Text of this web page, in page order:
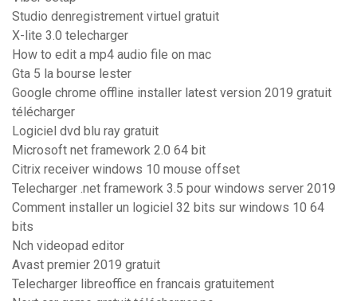
Studio denregistrement virtuel gratuit
X-lite 3.0 telecharger
How to edit a mp4 audio file on mac
Gta 5 la bourse lester
Google chrome offline installer latest version 2019 gratuit
télécharger
Logiciel dvd blu ray gratuit
Microsoft net framework 2.0 64 bit
Citrix receiver windows 10 mouse offset
Telecharger .net framework 3.5 pour windows server 2019
Comment installer un logiciel 32 bits sur windows 10 64
bits
Nch videopad editor
Avast premier 2019 gratuit
Telecharger libreoffice en francais gratuitement